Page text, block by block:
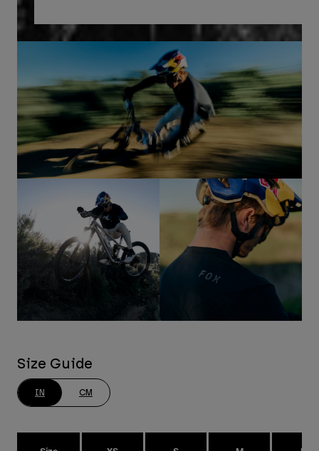
Size Guide
IN CM